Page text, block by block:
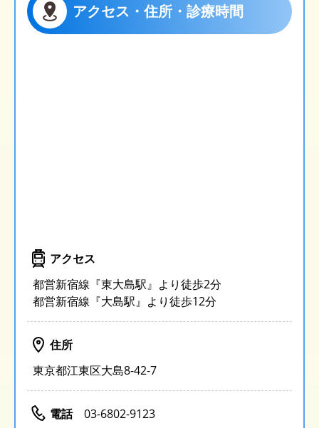
アクセス・住所・診療時間
アクセス
都営新宿線『東⼤島駅』より徒歩2分
都営新宿線『⼤島駅』より徒歩12分
住所
東京都江東区大島8-42-7
電話 03-6802-9123